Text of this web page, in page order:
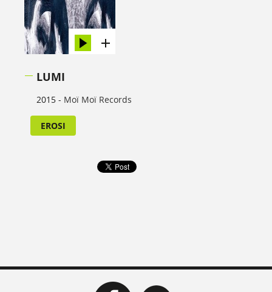
LUMI
2015 - Moï Moï Records
EROSI